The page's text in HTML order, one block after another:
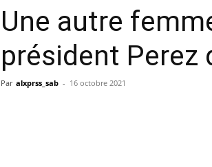
Une autre
président Perez
Par alxprss_sab - 16 octobre 2021